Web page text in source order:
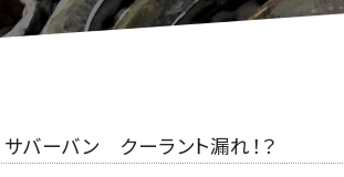
バーバン クーラント漏れ！？